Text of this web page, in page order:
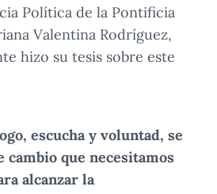
Política de la Pontificia
Valentina Rodríguez,
hizo su tesis sobre este
escucha y voluntad, se
cambio que necesitamos
alcanzar la